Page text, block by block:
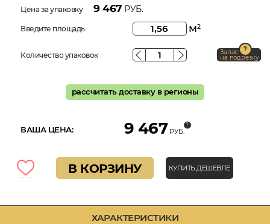
ХАРАКТЕРИСТИКИ
Цена за упаковку 9 467 РУБ.
Введите площадь м2
Количество упаковок Запас
на подрезку
рассчитать доставку в регионы
ВАША ЦЕНА: 9 467 РУБ.
В КОРЗИНУ КУПИТЬ ДЕШЕВЛЕ